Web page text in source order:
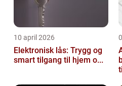
10 april 2026
Elektronisk lås: Trygg og
smart tilgang til hjem o...